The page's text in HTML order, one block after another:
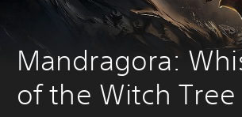
Mandragora:
of the Witch Tree